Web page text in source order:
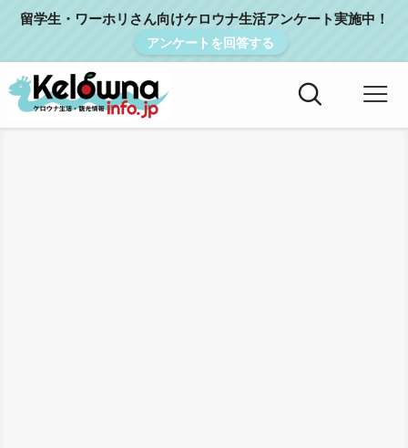
留学生・ワーホリさん向けケロウナ生活アンケート実施中！
アンケートを回答する